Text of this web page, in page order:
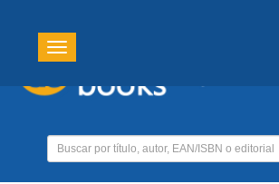
Toggle navigation